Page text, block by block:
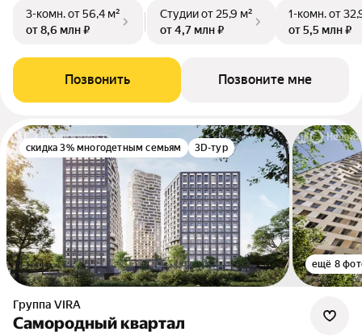
3-комн.от 56,4 м²
от 8,6 млн ₽
Студииот 25,9 м²
от 4,7 млн ₽
1-комн.от
от 5,5 млн ₽
Позвонить Позвоните мне
скидка 3% многодетным семьям 3D-тур
ещё 8
Группа VIRA
Самородный квартал